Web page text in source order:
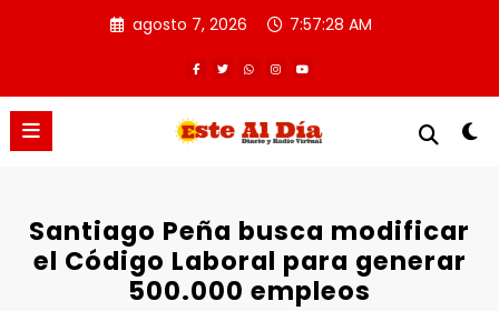
agosto 7, 2026 7:57:28 AM
Santiago Peña busca modificar
el Código Laboral para generar
500.000 empleos